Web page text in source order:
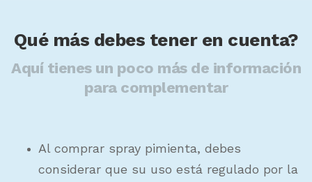
Qué más debes tener en cuenta?
Aquí tienes un poco más de información
para complementar
Al comprar spray pimienta, debes
considerar que su uso está regulado por la